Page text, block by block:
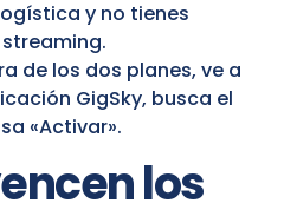
y no tienes
de los dos planes, ve a
GigSky, busca el
«Activar».
los